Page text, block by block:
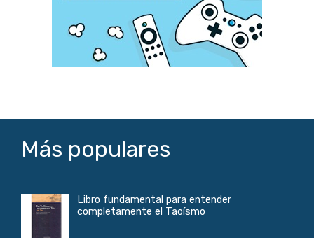
Más populares
Libro fundamental para entender
completamente el Taoísmo